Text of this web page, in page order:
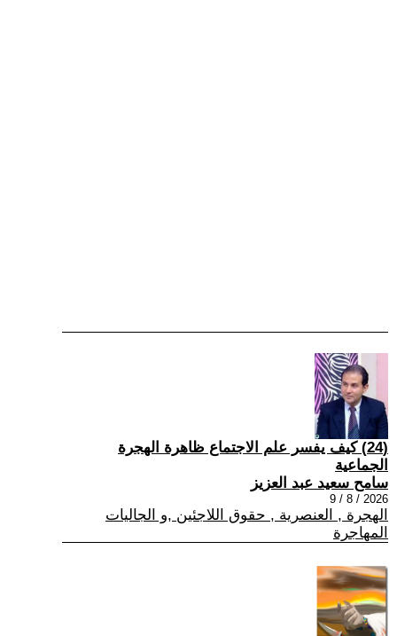
(24) كيف يفسر علم الاجتماع ظاهرة الهجرة
الجماعية
سامح سعيد عبد العزيز
2026 / 8 / 9
الهجرة , العنصرية , حقوق اللاجئين ,و الجاليات
المهاجرة